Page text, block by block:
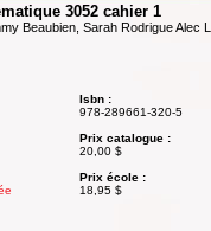
3052 cahier 1
Beaubien, Sarah Rodrigue Alec
Isbn :
978-289661-320-5
Prix catalogue :
20,00 $
Prix école :
18,95 $